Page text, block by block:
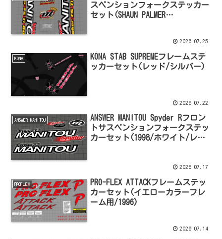
スペンションフォークステッカー
セット(SHAUN PALMER
2026.07.25
KONA
KONA STAB SUPREMEフレームステ
ッカーセット(レッド/シルバー)
2026.07.22
ANSWER MANITOU
ANSWER MANITOU Spyder Rフロン
トサスペンションフォークステッ
カーセット(1998/ホワイト/レッ
2026.07.17
PROFLEX
PRO-FLEX ATTACKフレームステッ
カーセット(イエローカラーフレ
ーム用/1996)
2026.07.14